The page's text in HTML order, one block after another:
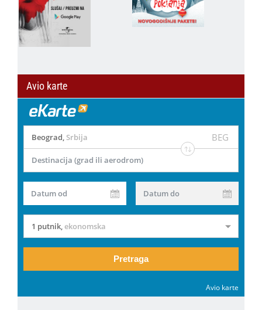
Avio karte
Beograd, Srbija BEG
Destinacija (grad ili aerodrom)
Datum od Datum do
1 putnik,ekonomska
Pretraga
Avio karte